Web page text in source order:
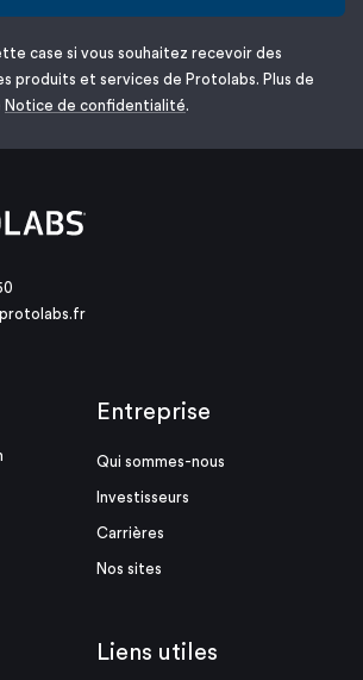
case si vous souhaitez recevoir des
produits et services de Protolabs. Plus de
Notice de confidentialité.
Entreprise
Qui sommes-nous
Investisseurs
Carrières
Nos sites
Liens utiles